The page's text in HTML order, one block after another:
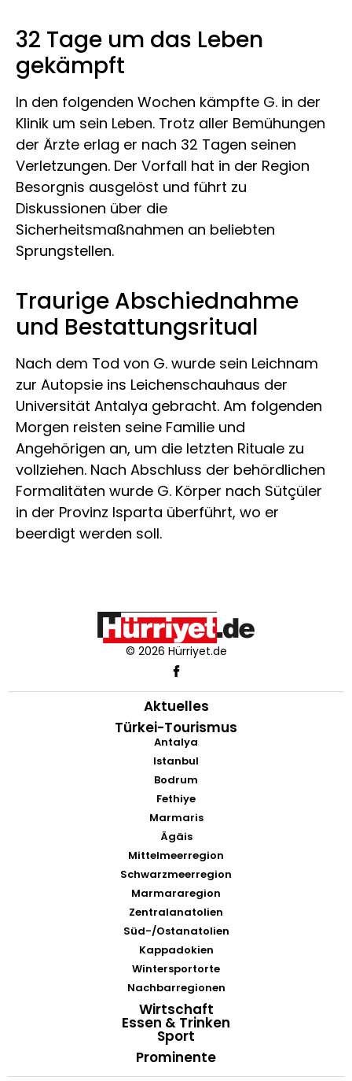
32 Tage um das Leben
gekämpft
In den folgenden Wochen kämpfte G. in der
Klinik um sein Leben. Trotz aller Bemühungen
der Ärzte erlag er nach 32 Tagen seinen
Verletzungen. Der Vorfall hat in der Region
Besorgnis ausgelöst und führt zu
Diskussionen über die
Sicherheitsmaßnahmen an beliebten
Sprungstellen.
Traurige Abschiednahme
und Bestattungsritual
Nach dem Tod von G. wurde sein Leichnam
zur Autopsie ins Leichenschauhaus der
Universität Antalya gebracht. Am folgenden
Morgen reisten seine Familie und
Angehörigen an, um die letzten Rituale zu
vollziehen. Nach Abschluss der behördlichen
Formalitäten wurde G. Körper nach Sütçüler
in der Provinz Isparta überführt, wo er
beerdigt werden soll.
© 2026 Hürriyet.de
Aktuelles
Türkei-Tourismus
Antalya
Istanbul
Bodrum
Fethiye
Marmaris
Ägäis
Mittelmeerregion
Schwarzmeerregion
Marmararegion
Zentralanatolien
Süd-/Ostanatolien
Kappadokien
Wintersportorte
Nachbarregionen
Wirtschaft
Essen & Trinken
Sport
Prominente